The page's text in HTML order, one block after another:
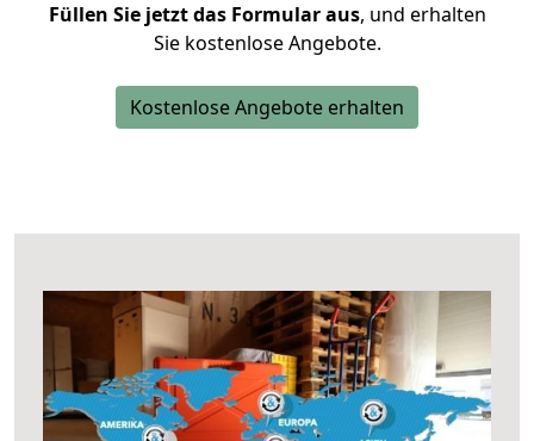
Füllen Sie jetzt das Formular aus, und erhalten
Sie kostenlose Angebote.
Kostenlose Angebote erhalten